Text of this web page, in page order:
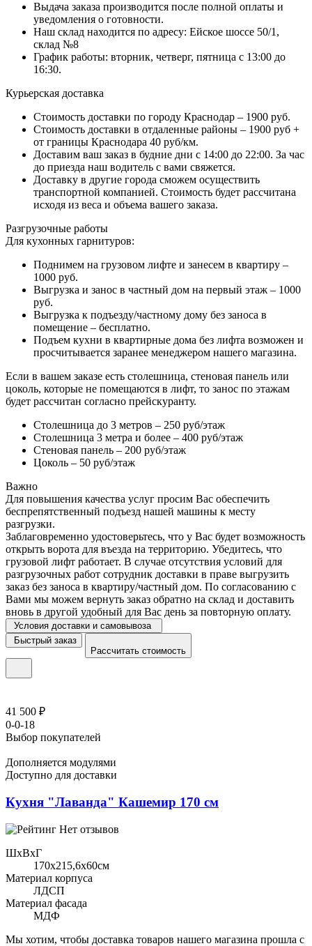
Выдача заказа производится после полной оплаты и
уведомления о готовности.
Наш склад находится по адресу: Ейское шоссе 50/1,
склад №8
График работы: вторник, четверг, пятница с 13:00 до
16:30.
Курьерская доставка
Стоимость доставки по городу Краснодар – 1900 руб.
Стоимость доставки в отдаленные районы – 1900 руб +
от границы Краснодара 40 руб/км.
Доставим ваш заказ в будние дни с 14:00 до 22:00. За час
до приезда наш водитель с вами свяжется.
Доставку в другие города сможем осуществить
транспортной компанией. Стоимость будет рассчитана
исходя из веса и объема вашего заказа.
Разгрузочные работы
Для кухонных гарнитуров:
Поднимем на грузовом лифте и занесем в квартиру –
1000 руб.
Выгрузка и занос в частный дом на первый этаж – 1000
руб.
Выгрузка к подъезду/частному дому без заноса в
помещение – бесплатно.
Подъем кухни в квартирные дома без лифта возможен и
просчитывается заранее менеджером нашего магазина.
Если в вашем заказе есть столешница, стеновая панель или
цоколь, которые не помещаются в лифт, то занос по этажам
будет рассчитан согласно прейскуранту.
Столешница до 3 метров – 250 руб/этаж
Столешница 3 метра и более – 400 руб/этаж
Стеновая панель – 200 руб/этаж
Цоколь – 50 руб/этаж
Важно
Для повышения качества услуг просим Вас обеспечить
беспрепятственный подъезд нашей машины к месту
разгрузки.
Заблаговременно удостоверьтесь, что у Вас будет возможность
открыть ворота для въезда на территорию. Убедитесь, что
грузовой лифт работает. В случае отсутствия условий для
разгрузочных работ сотрудник доставки в праве выгрузить
заказ без заноса в квартиру/частный дом. По согласованию с
Вами мы можем вернуть заказ обратно на склад и доставить
вновь в другой удобный для Вас день за повторную оплату.
Условия доставки и самовывоза
Быстрый заказ
Рассчитать стоимость
41 500 ₽
0-0-18
Выбор покупателей
Дополняется модулями
Доступно для доставки
Кухня "Лаванда" Кашемир 170 см
Нет отзывов
ШхВхГ
170x215,6х60см
Материал корпуса
ЛДСП
Материал фасада
МДФ
Мы хотим, чтобы доставка товаров нашего магазина прошла с